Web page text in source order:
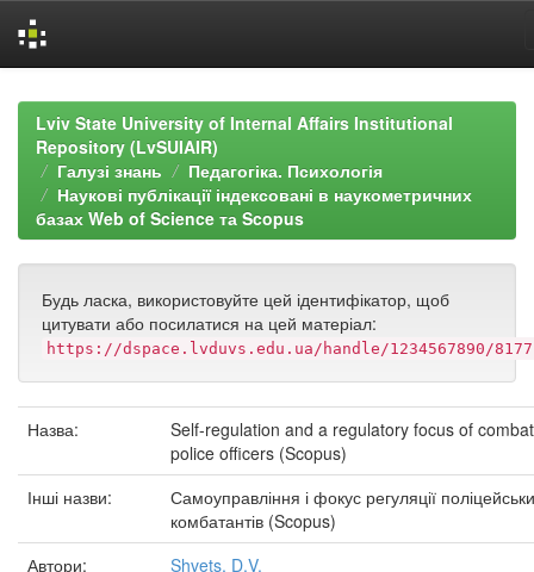
navigationLviv State University of Internal Affairs Institutional
Repository (LvSUIAIR)
Галузі знань
Педагогіка. Психологія
Наукові публікації індексовані в наукометричних
базах Web of Science та Scopus
Будь ласка, використовуйте цей ідентифікатор, щоб
цитувати або посилатися на цей матеріал:
https://dspace.lvduvs.edu.ua/handle/1234567890/8177
Назва:
Self-regulation and a regulatory focus of
police officers (Scopus)
Інші назви:
Самоуправління і фокус регуляції
комбатантів (Scopus)
Автори:
Shvets, D.V.